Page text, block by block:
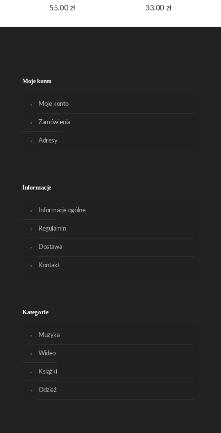
55.00 zł
33.00 zł
Moje konto
Moje konto
Zamówienia
Adresy
Informacje
Informacje ogólne
Regulamin
Dostawa
Kontakt
Kategorie
Muzyka
Wideo
Książki
Odzież